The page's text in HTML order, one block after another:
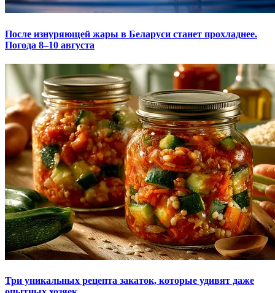
После изнуряющей жары в Беларуси станет прохладнее.
Погода 8–10 августа
Три уникальных рецепта закаток, которые удивят даже